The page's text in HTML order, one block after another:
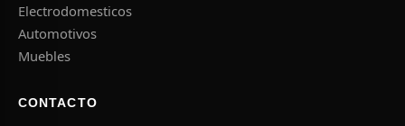
Electrodomesticos
Automotivos
Muebles
CONTACTO